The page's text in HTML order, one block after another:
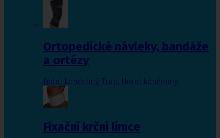
Ortopedické návleky, bandáže
a ortézy
Dolní končetiny, Trup, Horní končetiny
Fixační krční límce